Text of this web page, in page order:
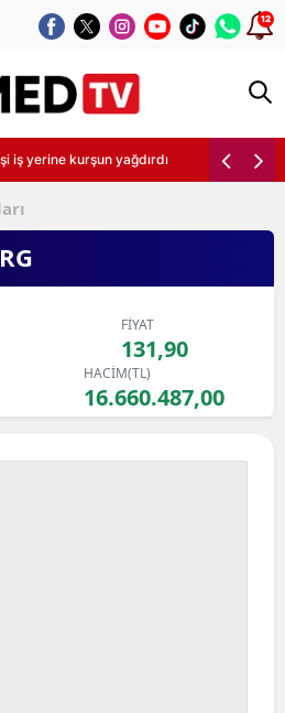
12
iş yerine kurşun yağdırdı
FİYAT
131,90
HACİM(TL)
16.660.487,00